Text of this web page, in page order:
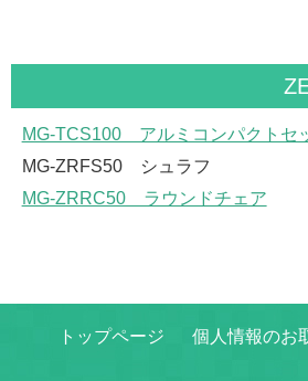
MG-TCS100 アルミコンパクトセ
MG-ZRFS50 シュラフ
MG-ZRRC50 ラウンドチェア
トップページ 個人情報のお